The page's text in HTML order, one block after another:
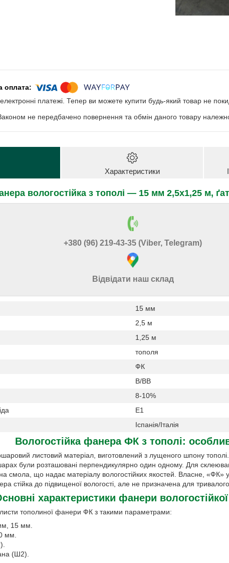
електронні платежі. Тепер ви можете купити будь-який товар не
не передбачено повернення та обмін даного товару
Характеристики
вологостійка з тополі — 15 мм 2,5х1,25 м,
+380 (96) 219-43-35 (Viber, Telegram)
Відвідати наш склад
15 мм
2,5 м
1,25 м
тополя
ФК
В/ВВ
8-10%
Е1
Іспанія/Італія
Вологостійка фанера ФК з тополі:
листовий матеріал, виготовлений з лущеного шпону
були розташовані перпендикулярно один одному. Для
смола, що надає матеріалу вологостійких якостей. Власне, «ФК»
стійка до підвищеної вологості, але не призначена для
характеристики фанери
листи тополиної фанери ФК з такими параметрами:
15 мм.
мм.
(Ш2).